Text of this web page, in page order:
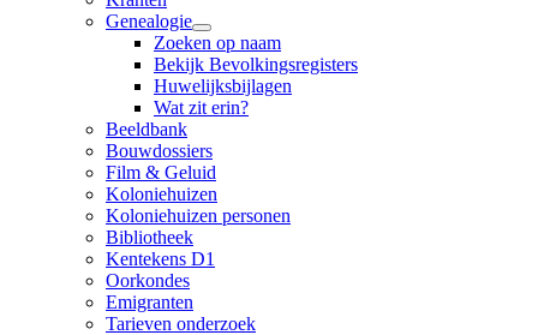
Genealogie
Zoeken op naam
Bekijk Bevolkingsregisters
Huwelijksbijlagen
Wat zit erin?
Beeldbank
Bouwdossiers
Film & Geluid
Koloniehuizen
Koloniehuizen personen
Bibliotheek
Kentekens D1
Oorkondes
Emigranten
Tarieven onderzoek